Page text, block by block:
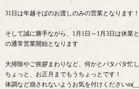
31日は年越そばのお渡しのみの営業となります！
そして誠に勝手ながら、1月1日～1月3日は休業
の通常営業開始となります
大掃除やご挨拶まわりなど、何かとバタバタ忙
ちょっと、お正月までもうちょっとです！
体調など崩されないようお気を付けください